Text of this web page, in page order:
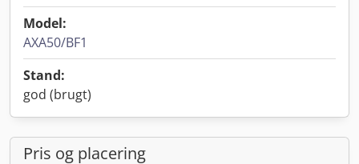
Model:
AXA50/BF1
Stand:
god (brugt)
Pris og placering